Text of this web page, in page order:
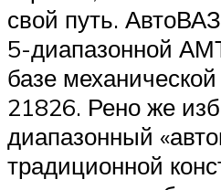
свой путь.
5-диапазонной
базе
21826. Рено же
диапазонный
традиционной